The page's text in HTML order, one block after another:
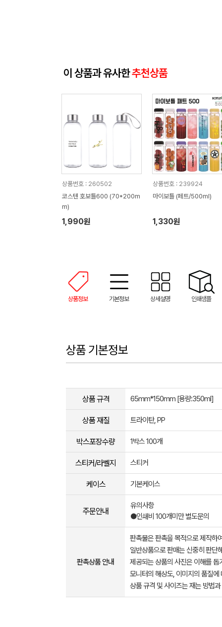
이 상품과 유사한추천상품
상품번호 : 260502
코스텐 호보틀600 (70*200m
m)
1,990원
상품번호 : 239924
마이보틀 (페트/500ml)
1,330원
상품정보 기본정보 상세설명 인쇄샘플
상품 기본정보
상품 규격 65mm*150mm [용량:350ml]
상품 재질 트라이탄, PP
박스포장수량 1박스 100개
스티커/라벨지 스티커
케이스 기본케이스
주문안내
유의사항
●인쇄비 100개미만 별도문의
판촉상품 안내
판촉물은 판촉을 목적으로 제작하
일반상품으로 판매는 신중히 판단
제공되는 상품의 사진은 이해를
모니터의 해상도, 이미지의 품질
상품 규격 및 사이즈는 재는 방법